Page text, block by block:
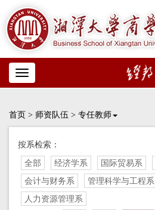
Toggle
navigation
首页 > 师资队伍 > 专任教师
按系检索：
全部 经济学系 国际贸易系
会计与财务系
管理科学与工程系
人力资源管理系